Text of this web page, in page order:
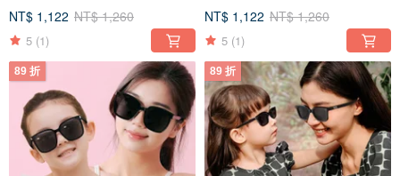
NT$ 1,122 NT$ 1,260
5 (1)
NT$ 1,122 NT$ 1,260
5 (1)
89 折 89 折